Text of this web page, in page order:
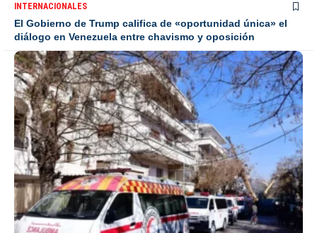
INTERNACIONALES
El Gobierno de Trump califica de «oportunidad única» el
diálogo en Venezuela entre chavismo y oposición